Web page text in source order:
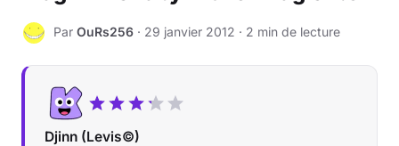
O Par OuRs256 · 29 janvier 2012 · 2 min de lecture
Djinn (Levis©)